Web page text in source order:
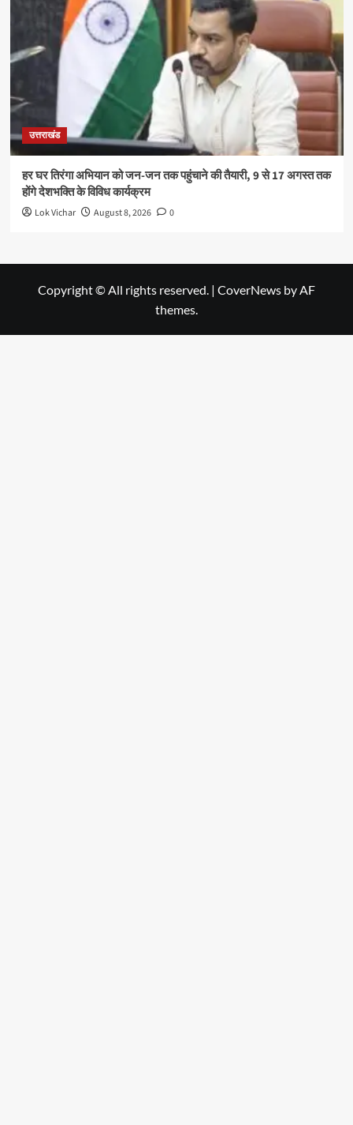
उत्तराखंड
हर घर तिरंगा अभियान को जन-जन तक पहुंचाने की तैयारी, 9 से 17 अगस्त तक
होंगे देशभक्ति के विविध कार्यक्रम
Lok Vichar August 8, 2026 0
Copyright © All rights reserved. | CoverNews by AF
themes.